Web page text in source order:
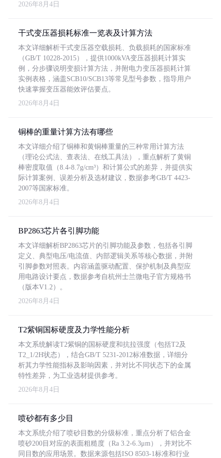
2026年8月4日
干式变压器损耗标准一览表及计算方法
本文详细解析干式变压器空载损耗、负载损耗的国家标准
（GB/T 10228-2015），提供1000kVA变压器损耗计算实
例，分步骤说明变损计算方法，并附电力变压器损耗计算
实例表格，涵盖SCB10/SCB13等常见型号参数，指导用户
快速掌握变压器能效评估要点。
2026年8月4日
铜棒的重量计算方法有哪些
本文详细介绍了铜棒和黄铜棒重量的三种常用计算方法
（理论公式法、查表法、在线工具法），重点解析了黄铜
棒密度取值（8.4-8.7g/cm³）和计算公式的差异，并提供实
际计算案例、误差分析及选材建议，数据参考GB/T 4423-
2007等国家标准。
2026年8月4日
BP2863芯片各引脚功能
本文详细解析BP2863芯片的引脚功能及参数，包括各引脚
定义、典型电压/电流值、内部逻辑关系等核心数据，并附
引脚参数对照表。内容涵盖驱动配置、保护机制及典型应
用电路设计要点，数据参考自杭州士兰微电子官方规格书
（版本V1.2）。
2026年8月4日
T2紫铜国标硬度及力学性能分析
本文系统解读T2紫铜的国标硬度和抗拉强度（包括T2及
T2_1/2H状态），结合GB/T 5231-2012标准数据，详细分
析其力学性能指标及影响因素，并对比不同状态下的金属
特性差异，为工业选材提供参考。
2026年8月4日
喷砂都有多少目
本文系统介绍了喷砂目数的分级标准，重点分析了铝合金
喷砂200目对应的表面粗糙度（Ra 3.2-6.3μm），并对比不
同目数的应用场景。数据来源包括ISO 8503-1标准和行业